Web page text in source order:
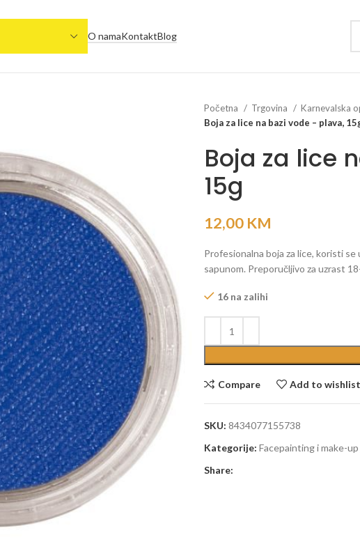
O namaKontaktBlog
Početna Trgovina Karnevalska
Boja za lice na bazi vode – plava,
Boja za lice
15g
12,00 KM
Profesionalna boja za lice, koristi
sapunom. Preporučljivo za uzrast
16 na zalihi
Compare Add to wishlist
SKU: 8434077155738
Kategorije: Facepainting i make-up
Share: